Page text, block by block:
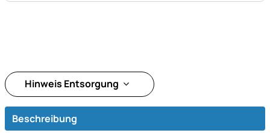
Hinweis Entsorgung
Beschreibung